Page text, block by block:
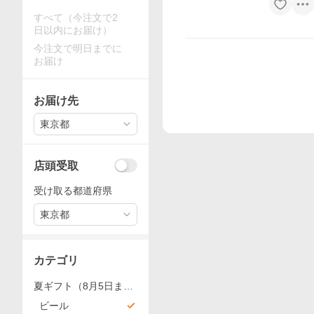
すべて（今注文で2
日以内にお届け）
今注文で明日までに
お届け
お届け先
東京都
店頭受取
受け取る都道府県
東京都
カテゴリ
夏ギフト（8月5日ま
で）
ビール